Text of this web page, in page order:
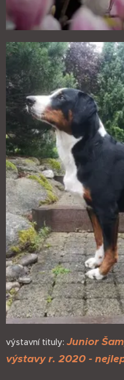
výstavní tituly: Junior
výstavy r. 2020 -